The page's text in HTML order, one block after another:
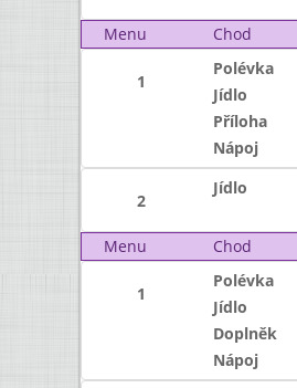
Menu Chod
1
Polévka
Jídlo
Příloha
Nápoj
2
Jídlo
Menu Chod
1
Polévka
Jídlo
Doplněk
Nápoj